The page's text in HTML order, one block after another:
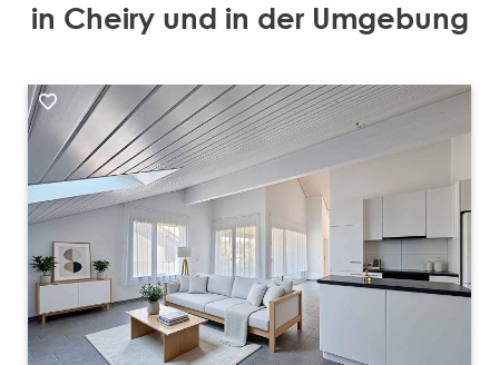
in Cheiry und in der Umgebung